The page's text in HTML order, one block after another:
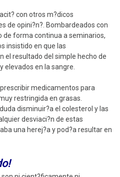
con otros m?dicos
de opini?n?. Bombardeados con
de forma continua a seminarios,
insistido en que las
el resultado del simple hecho de
elevados en la sangre.
medicamentos para
restringida en grasas.
disminuir?a el colesterol y las
desviaci?n de estas
una herej?a y pod?a resultar en